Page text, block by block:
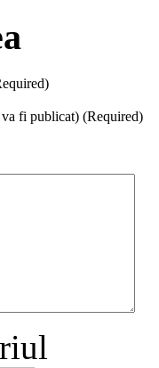
fi publicat) (Required)